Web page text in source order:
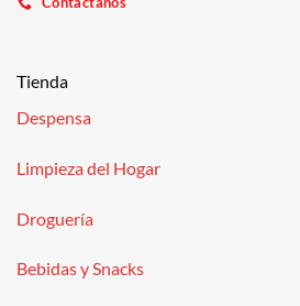
Tienda
Despensa
Limpieza del Hogar
Droguería
Bebidas y Snacks